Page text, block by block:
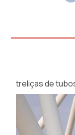
treliças de